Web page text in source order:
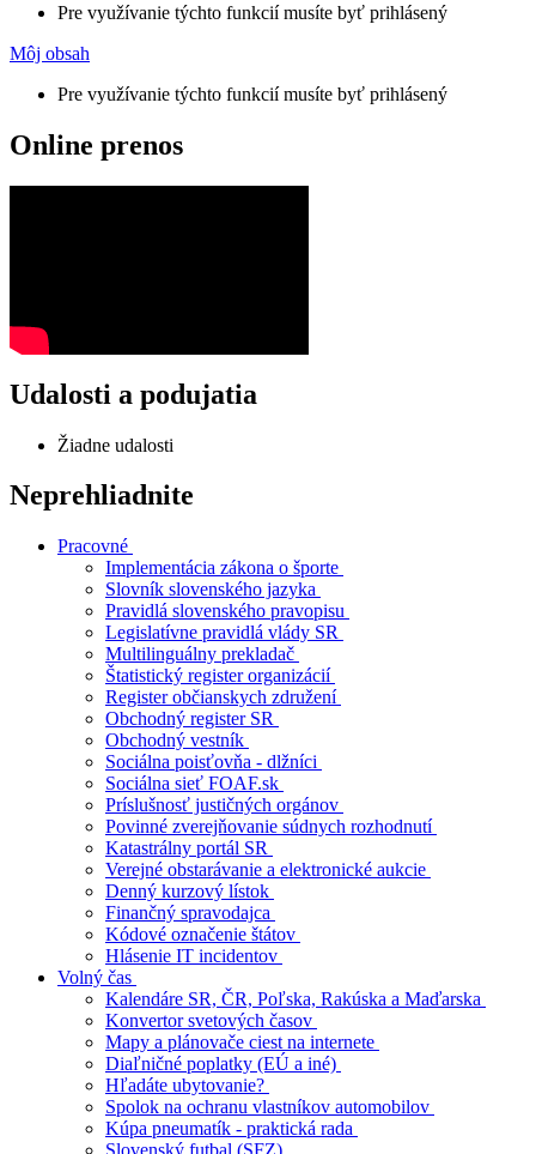
Pre využívanie týchto funkcií musíte byť prihlásený
Môj obsah
Pre využívanie týchto funkcií musíte byť prihlásený
Online prenos
Udalosti a podujatia
Žiadne udalosti
Neprehliadnite
Pracovné
Implementácia zákona o športe
Slovník slovenského jazyka
Pravidlá slovenského pravopisu
Legislatívne pravidlá vlády SR
Multilinguálny prekladač
Štatistický register organizácií
Register občianskych združení
Obchodný register SR
Obchodný vestník
Sociálna poisťovňa - dlžníci
Sociálna sieť FOAF.sk
Príslušnosť justičných orgánov
Povinné zverejňovanie súdnych rozhodnutí
Katastrálny portál SR
Verejné obstarávanie a elektronické aukcie
Denný kurzový lístok
Finančný spravodajca
Kódové označenie štátov
Hlásenie IT incidentov
Volný čas
Kalendáre SR, ČR, Poľska, Rakúska a Maďarska
Konvertor svetových časov
Mapy a plánovače ciest na internete
Diaľničné poplatky (EÚ a iné)
Hľadáte ubytovanie?
Spolok na ochranu vlastníkov automobilov
Kúpa pneumatík - praktická rada